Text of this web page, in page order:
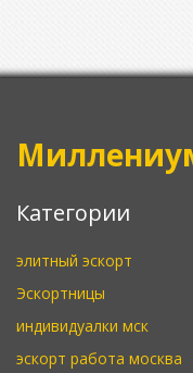
Категории
элитный эскорт
Эскортницы
индивидуалки мск
эскорт работа москва